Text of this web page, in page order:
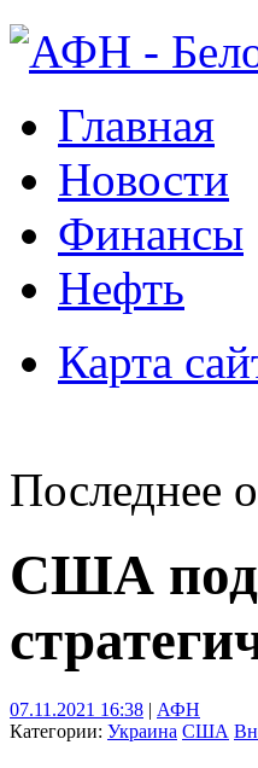
Главная
Новости
Финансы
Нефть
Карта
Последнее
США
07.11.2021 16:38 | АФН
Категории: Украина США